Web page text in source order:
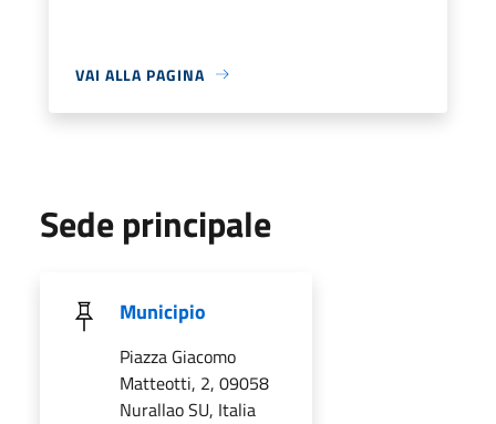
VAI ALLA PAGINA
Sede principale
Municipio
Piazza Giacomo
Matteotti, 2, 09058
Nurallao SU, Italia